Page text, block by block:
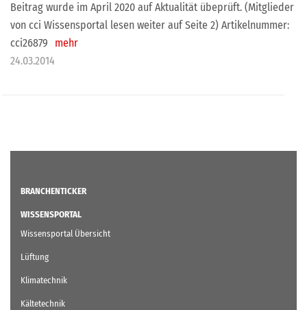
Beitrag wurde im April 2020 auf Aktualität übeprüft. (Mitglieder
von cci Wissensportal lesen weiter auf Seite 2) Artikelnummer:
cci26879
mehr
24.03.2014
BRANCHENTICKER
WISSENSPORTAL
Wissensportal Übersicht
Lüftung
Klimatechnik
Kältetechnik